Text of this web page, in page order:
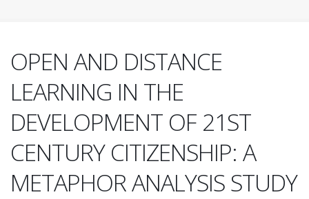
OPEN AND DISTANCE
LEARNING IN THE
DEVELOPMENT OF 21ST
CENTURY CITIZENSHIP: A
METAPHOR ANALYSIS STUDY